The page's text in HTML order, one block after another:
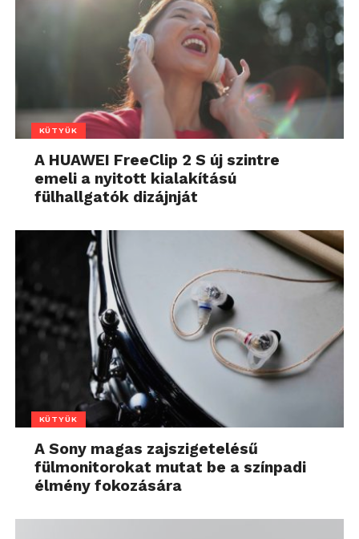
KÜTYÜK
A HUAWEI FreeClip 2 S új szintre
emeli a nyitott kialakítású
fülhallgatók dizájnját
KÜTYÜK
A Sony magas zajszigetelésű
fülmonitorokat mutat be a színpadi
élmény fokozására